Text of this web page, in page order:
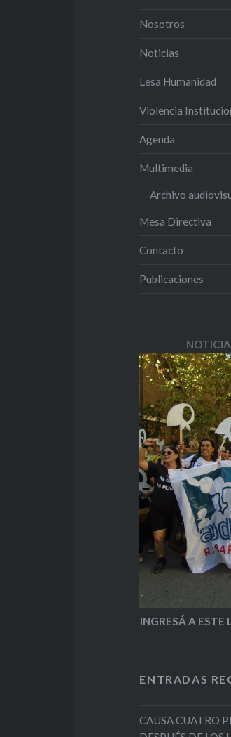
Nosotros
Noticias
Lesa Humanidad
Violencia
Agenda
Multimedia
Archivo
Mesa Directiva
Contacto
Publicaciones
INGRESÁ A ESTE
ENTRADAS
CAUSA CUATRO